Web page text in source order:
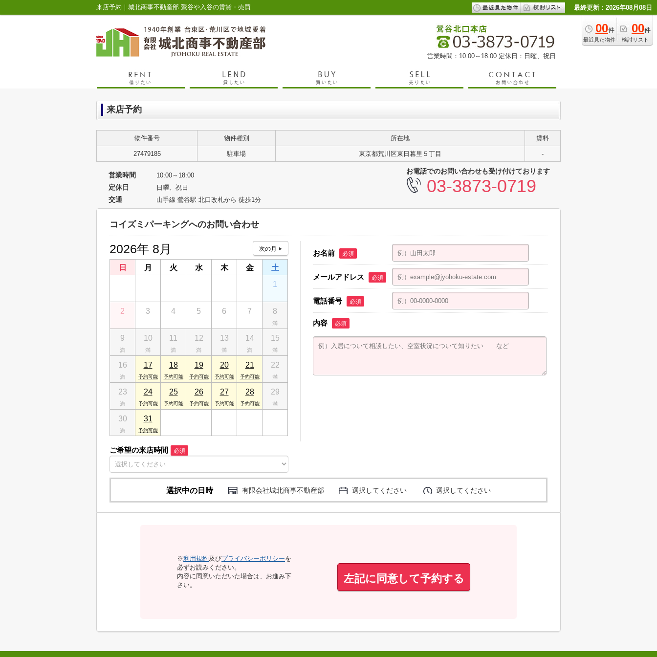
来店予約｜城北商事不動産部 鶯谷や入谷の賃貸・売買 最終更新：2026年08月08日
00件
最近見た物件
00件
検討リスト
営業時間：10:00～18:00 定休日：日曜、祝日
来店予約
物件番号 物件種別 所在地 賃料
27479185 駐車場 東京都荒川区東日暮里５丁目 -
営業時間 10:00～18:00
定休日 日曜、祝日
交通 山手線 鶯谷駅 北口改札から 徒歩1分
お電話でのお問い合わせも受け付けております
03-3873-0719
コイズミパーキングへのお問い合わせ
2026年 8月
日 月 火 水 木 金
土
1
2 3 4 5 6 7 8
9 10 11 12 13 14 15
16 17 18 19 20 21 22
23 24 25 26 27 28 29
30 31
ご希望の来店時間 必須
お名前 必須
メールアドレス 必須
電話番号 必須
内容 必須
選択中の日時 有限会社城北商事不動産部 選択してください 選択してください
※利用規約及びプライバシーポリシーを
必ずお読みください。
内容に同意いただいた場合は、お進み下
さい。
左記に同意して予約する